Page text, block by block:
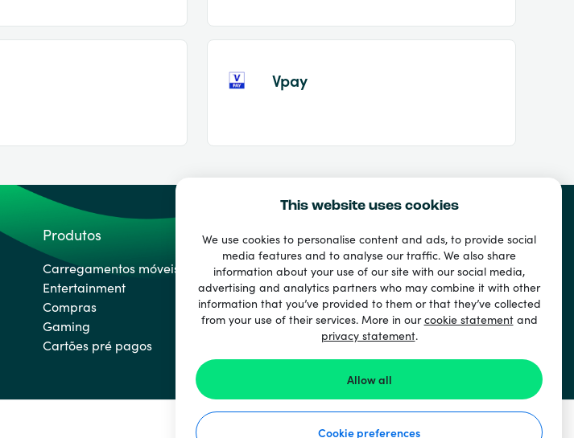
This website uses cookies
We use cookies to personalise content and ads, to provide social
media features and to analyse our traffic. We also share
information about your use of our site with our social media,
advertising and analytics partners who may combine it with other
information that you’ve provided to them or that they’ve collected
from your use of their services. More in ourcookie statementand
privacy statement.
Allow all
Cookie preferences
Vpay
Produtos
Carregamentos móveis
Entertainment
Compras
Gaming
Cartões pré pagos